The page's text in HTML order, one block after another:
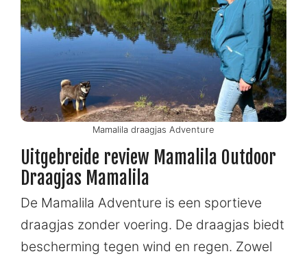
Mamalila draagjas Adventure
Uitgebreide review Mamalila Outdoor
Draagjas Mamalila
De Mamalila Adventure is een sportieve
draagjas zonder voering. De draagjas biedt
bescherming tegen wind en regen. Zowel